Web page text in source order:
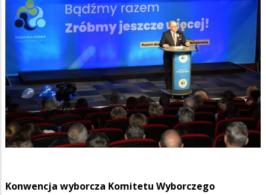
Konwencja wyborcza Komitetu Wyborczego